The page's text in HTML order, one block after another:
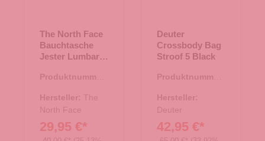
The North Face
Bauchtasche
Jester Lumbar
Black-Silver
Produktnummer:
Hersteller: The
North Face
29,95 €*
Deuter
Crossbody Bag
Stroof 5 Black
Produktnummer:
Hersteller:
Deuter
42,95 €*